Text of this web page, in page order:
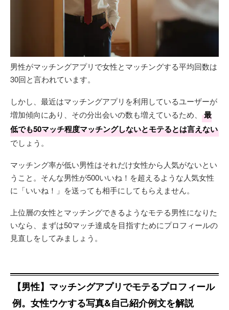
男性がマッチングアプリで女性とマッチングする平均回数は
30回と言われています。
しかし、最近はマッチングアプリを利用しているユーザーが
増加傾向にあり、その分出会いの数も増えているため、
最
低でも50マッチ程度マッチングしないとモテるとは言えない
でしょう。
マッチング率が低い男性はそれだけ女性から人気がないとい
うこと。そんな男性が500いいね！を超えるような人気女性
に「いいね！」を送っても相手にしてもらえません。
上位層の女性とマッチングできるようなモテる男性になりた
いなら、まずは50マッチ達成を目指すためにプロフィールの
見直しをしてみましょう。
【男性】マッチングアプリでモテるプロフィール
例。女性ウケする写真&自己紹介例文を解説